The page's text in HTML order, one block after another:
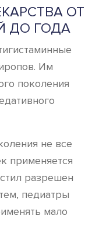
ОТ
ДО ГОДА
Им
поколения
не все
применяется
разрешен
педиатры
мало